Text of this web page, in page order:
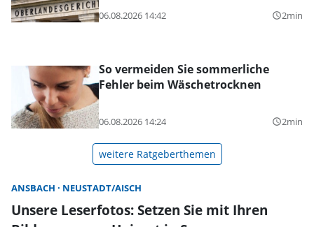
06.08.2026 14:42 query_builder2min
So vermeiden Sie sommerliche
Fehler beim Wäschetrocknen
06.08.2026 14:24 query_builder2min
weitere Ratgeberthemen
ANSBACH NEUSTADT/AISCH
Unsere Leserfotos: Setzen Sie mit Ihren